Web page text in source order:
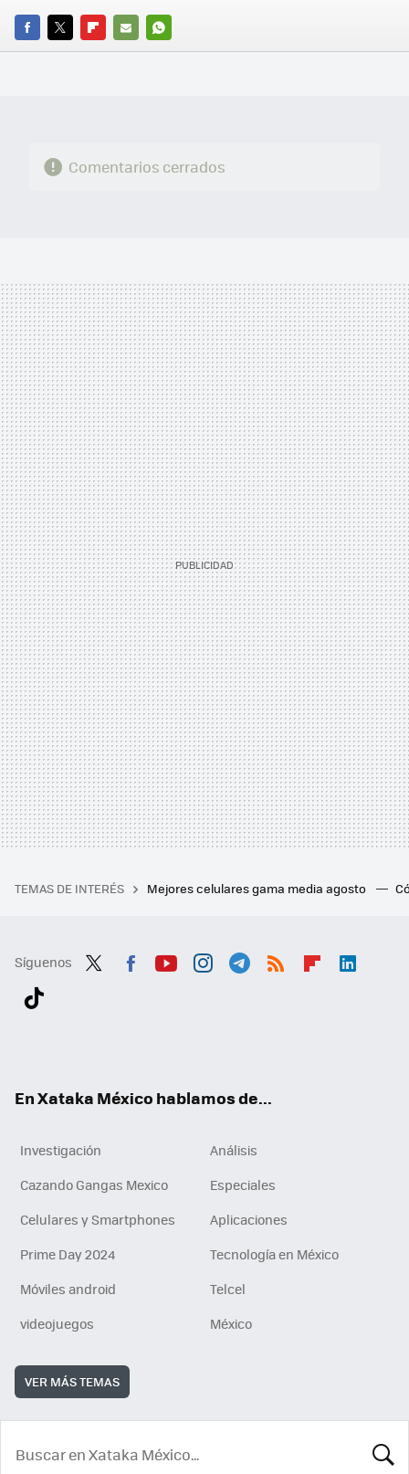
FACEBOOK
TWITTERFLIPBOARD
E-
WHATSAPP
Comentarios cerrados
TEMAS DE INTERÉS Mejores celulares gama media agosto
Síguenos
En Xataka México hablamos de...
Investigación
Análisis
Cazando Gangas Mexico
Especiales
Celulares y Smartphones
Aplicaciones
Prime Day 2024
Tecnología en México
Móviles android
Telcel
videojuegos
México
VER MÁS TEMAS